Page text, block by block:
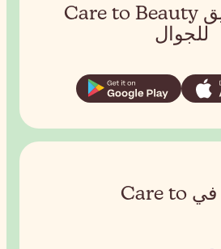
تنزيل تطبيق Care to Beauty
للجوال
لماذا تتسوق في Care to